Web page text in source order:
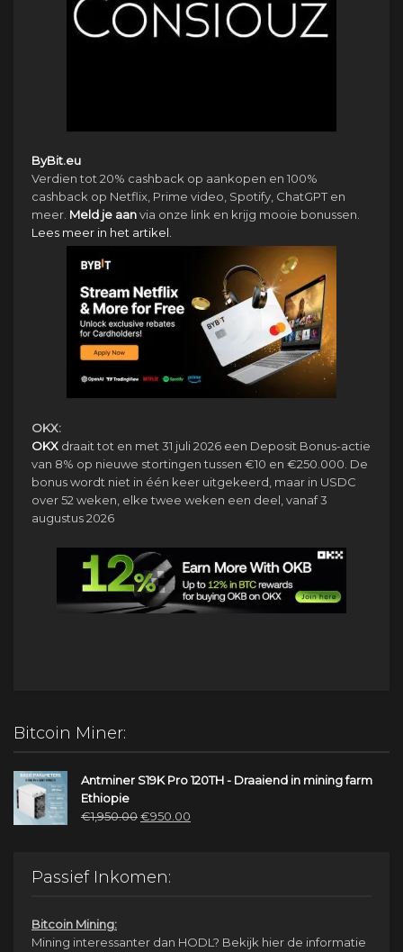
ByBit.eu
Verdien tot 20% cashback op aankopen en 100%
cashback op Netflix, Prime video, Spotify, ChatGPT en
meer. Meld je aanvia onze link en krijg mooie bonussen.
Lees meer in het artikel.
OKX:
OKX draait tot en met 31 juli 2026 een Deposit Bonus-actie
van 8% op nieuwe stortingen tussen €10 en €250.000. De
bonus wordt niet in één keer uitgekeerd, maar in USDC
over 52 weken, elke twee weken een deel, vanaf 3
augustus 2026
Bitcoin Miner:
Antminer S19K Pro 120TH - Draaiend in mining farm
Ethiopie
€1,950.00Oorspronkelijke
€950.00
Passief Inkomen:
Bitcoin Mining:
Mining interessanter dan HODL? Bekijk hier de informatie